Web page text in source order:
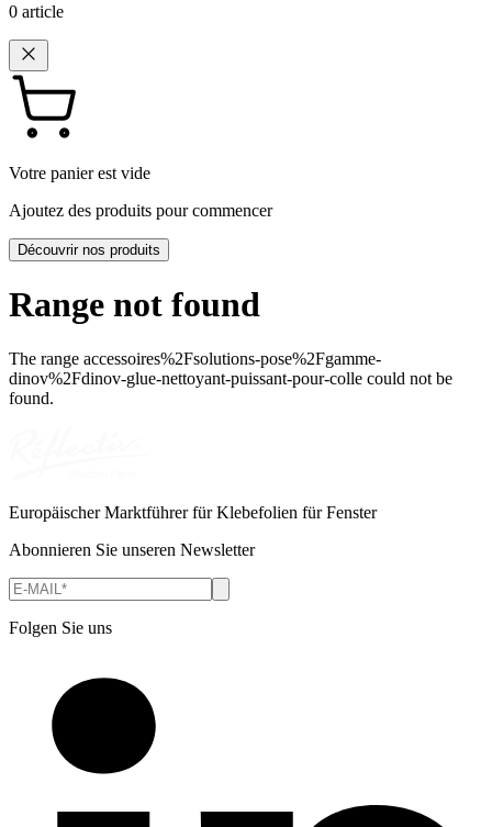
0 article
Votre panier est vide
Ajoutez des produits pour commencer
Découvrir nos produits
Range not found
The range accessoires%2Fsolutions-pose%2Fgamme-
dinov%2Fdinov-glue-nettoyant-puissant-pour-colle could not be
found.
Europäischer Marktführer für Klebefolien für Fenster
Abonnieren Sie unseren Newsletter
Folgen Sie uns